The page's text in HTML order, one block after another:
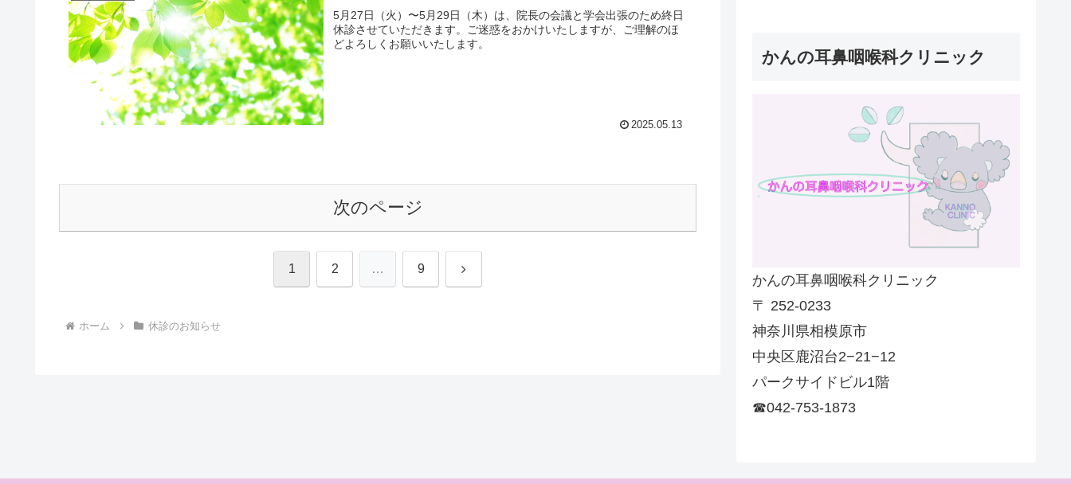
5月27日（火）〜5月29日（木）は、院長の会議と学会出張のため終日
休診させていただきます。ご迷惑をおかけいたしますが、ご理解のほ
どよろしくお願いいたします。
2025.05.13
次のページ
1 2 … 9 次
ホーム 休診のお知らせ
かんの耳鼻咽喉科クリニック
かんの耳鼻咽喉科クリニック
〒 252-0233
神奈川県相模原市
中央区鹿沼台2−21−12
パークサイドビル1階
☎042-753-1873